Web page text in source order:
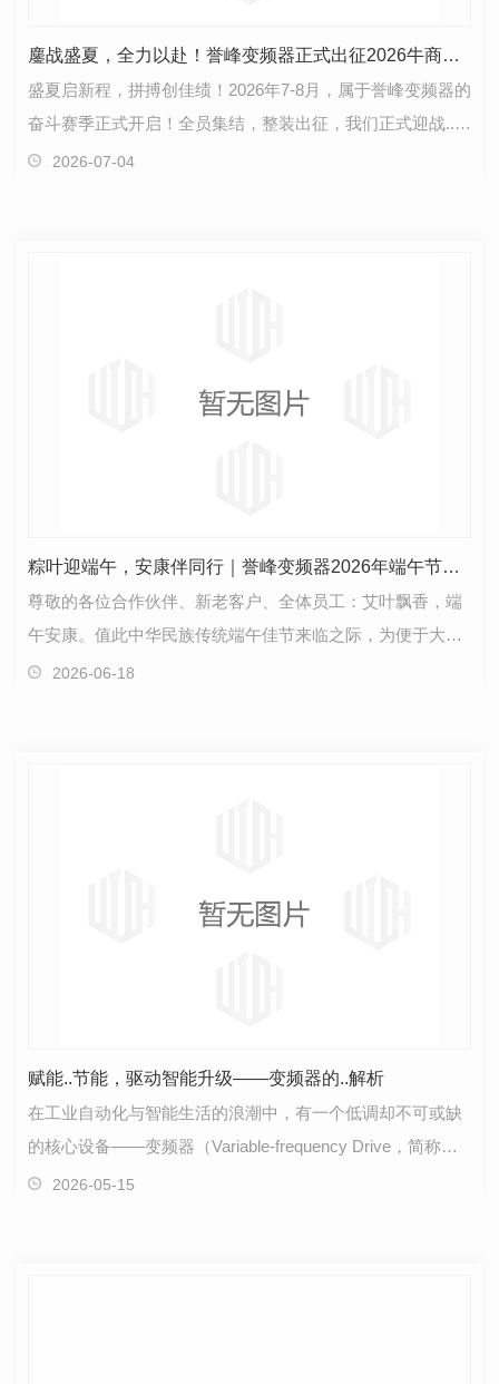
鏖战盛夏，全力以赴！誉峰变频器正式出征2026牛商争霸赛
盛夏启新程，拼搏创佳绩！2026年7-8月，属于誉峰变频器的
奋斗赛季正式开启！全员集结，整装出征，我们正式迎战..牛
商争霸赛！这不仅是一场..性的营销实力对决，更…
2026-07-04
粽叶迎端午，安康伴同行｜誉峰变频器2026年端午节放假通知
尊敬的各位合作伙伴、新老客户、全体员工：艾叶飘香，端
午安康。值此中华民族传统端午佳节来临之际，为便于大家
合理安排业务对接、生产采购及出行休假事宜，根据国…
2026-06-18
赋能..节能，驱动智能升级——变频器的..解析
在工业自动化与智能生活的浪潮中，有一个低调却不可或缺
的核心设备——变频器（Variable-frequency Drive，简称
VFD）。它既是电机的“智能调速器”，也是节能降耗…
2026-05-15